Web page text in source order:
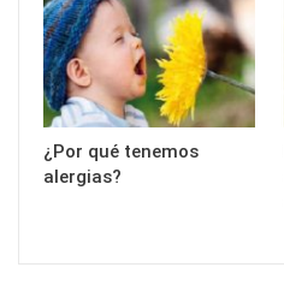
¿Por qué tenemos
alergias?